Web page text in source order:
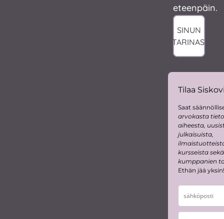
eteenpäin.
SINUN
TARINASI
Tilaa
Saat
arvokasta
aiheesta,
julkaisuista,
kursseista sekä
kumppanien
Ethän jää yksin!